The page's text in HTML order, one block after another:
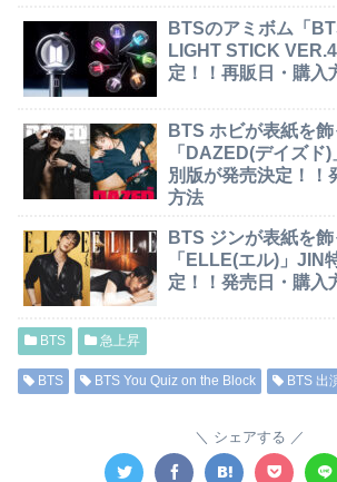
BTSのアミボム「
LIGHT STICK
定！！再販日・購入
BTS ホビが表紙を
「DAZED(デイズド
別版が発売決定！！
方法
BTS ジンが表紙を
「ELLE(エル)」JIN
定！！発売日・購入
BTS 急上昇
BTS BTS You Quiz on the Block BTS 出
シェアする